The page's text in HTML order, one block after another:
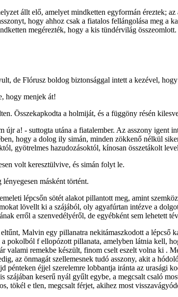
állt elő, amelyet mindketten egyformán éreztek;
hogy ahhoz csak a fiatalos fellángolása meg
megérezték, hogy a kis tündérvilág
de Flórusz boldog biztonsággal intett a kezével,
hogy menjek át!
Összekapkodta a holmiját, és a függöny résén
a! - suttogta utána a fiatalember. Az asszony igent
hogy a dolog ily simán, minden zökkenő nélkül
gyötrelmes hazudozásoktól, kínosan összetákolt
volt keresztülvive, és simán folyt le.
másként történt.
lépcsőn sötét alakot pillantott meg, amint
lövellt ki a szájából, oly agyafúrtan intézve a
erről a szenvedélyéről, de egyébként sem lehetett
Malvin egy pillanatra nekitámaszkodott a lépcső
a pokolból f ellopózott pillanata, amelyben látnia kell,
valami remekbe készült, finom cselt eszelt volna ki .
az önmagát szellemesnek tudó asszony, akit a
pénteken éjjel szerelemre lobbantja iránta az urasági
keserű nyál gyűlt egybe, a megcsalt csaló
tökél e tlen, megcsalt férjet, akihez most